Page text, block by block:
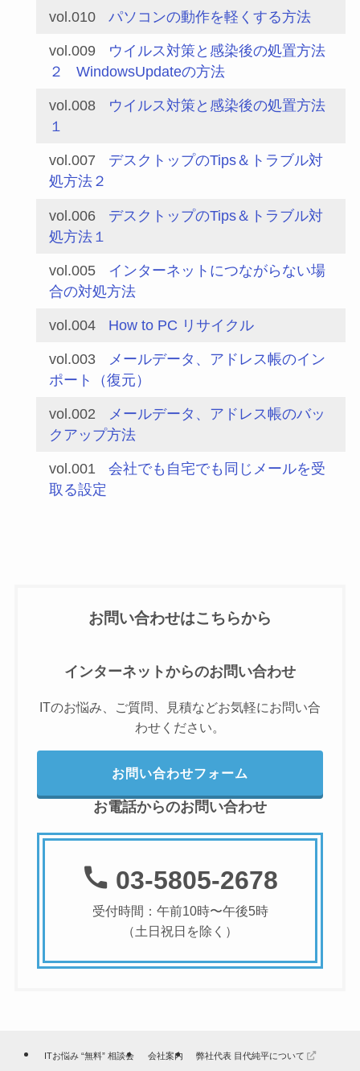
vol.010 パソコンの動作を軽くする方法
vol.009
ウイルス対策と感染後の処置方法
２
WindowsUpdateの方法
vol.008
ウイルス対策と感染後の処置方法
１
vol.007
デスクトップのTips＆トラブル対
処方法２
vol.006
デスクトップのTips＆トラブル対
処方法１
vol.005
インターネットにつながらない場
合の対処方法
vol.004 How to PC リサイクル
vol.003
メールデータ、アドレス帳のイン
ポート（復元）
vol.002
メールデータ、アドレス帳のバッ
クアップ方法
vol.001
会社でも自宅でも同じメールを受
取る設定
お問い合わせはこちらから
インターネットからのお問い合わせ
ITのお悩み、ご質問、見積などお気軽にお問い合
わせください。
お問い合わせフォーム
お電話からのお問い合わせ
03-5805-2678
受付時間：午前10時〜午後5時
（土日祝日を除く）
ITお悩み “無料” 相談会 会社案内 弊社代表 目代純平について